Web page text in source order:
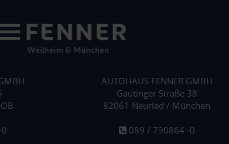
AUTOHAUS FENNER GMBH
Gautinger Straße 38
82061 Neuried / München
089 / 790864 -0